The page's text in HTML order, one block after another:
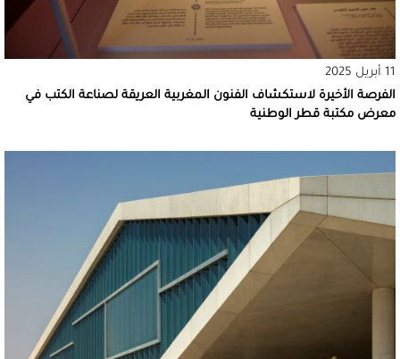
11 أبريل 2025
الفرصة الأخيرة لاستكشاف الفنون المغربية العريقة لصناعة الكتب في
معرض مكتبة قطر الوطنية